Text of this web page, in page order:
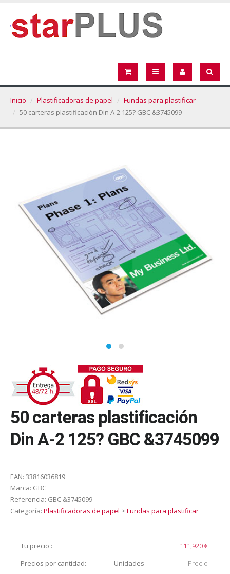
Inicio Plastificadoras de papel
Fundas para plastificar
50 carteras plastificación Din A-2 125? GBC &3745099
50 carteras plastificación
Din A-2 125? GBC &3745099
EAN: 33816036819
Marca: GBC
Referencia: GBC &3745099
Categoría: Plastificadoras de papel > Fundas para plastificar
Tu precio :
111,920 €
Precios por cantidad:
Unidades
Precio